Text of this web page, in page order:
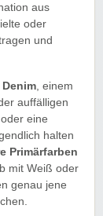
aus
oder
und
, einem
auffälligen
eine
halten
Primärfarben
mit Weiß oder
genau jene